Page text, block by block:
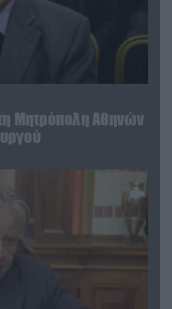
Μητρόπολη Αθηνών